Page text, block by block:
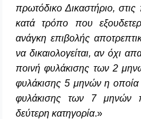
πρωτόδικο Δικαστήριο,
κατά τρόπο που
ανάγκη επιβολής
να δικαιολογείται, αν όχι
ποινή φυλάκισης των 2
φυλάκισης 5 μηνών η οποία
φυλάκισης των 7 μηνών
δεύτερη κατηγορία.»